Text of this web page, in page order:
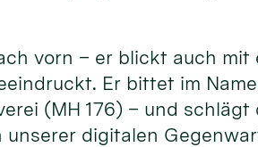
vorn – er blickt auch mit
Er bittet im
(MH 176) – und schlägt
digitalen